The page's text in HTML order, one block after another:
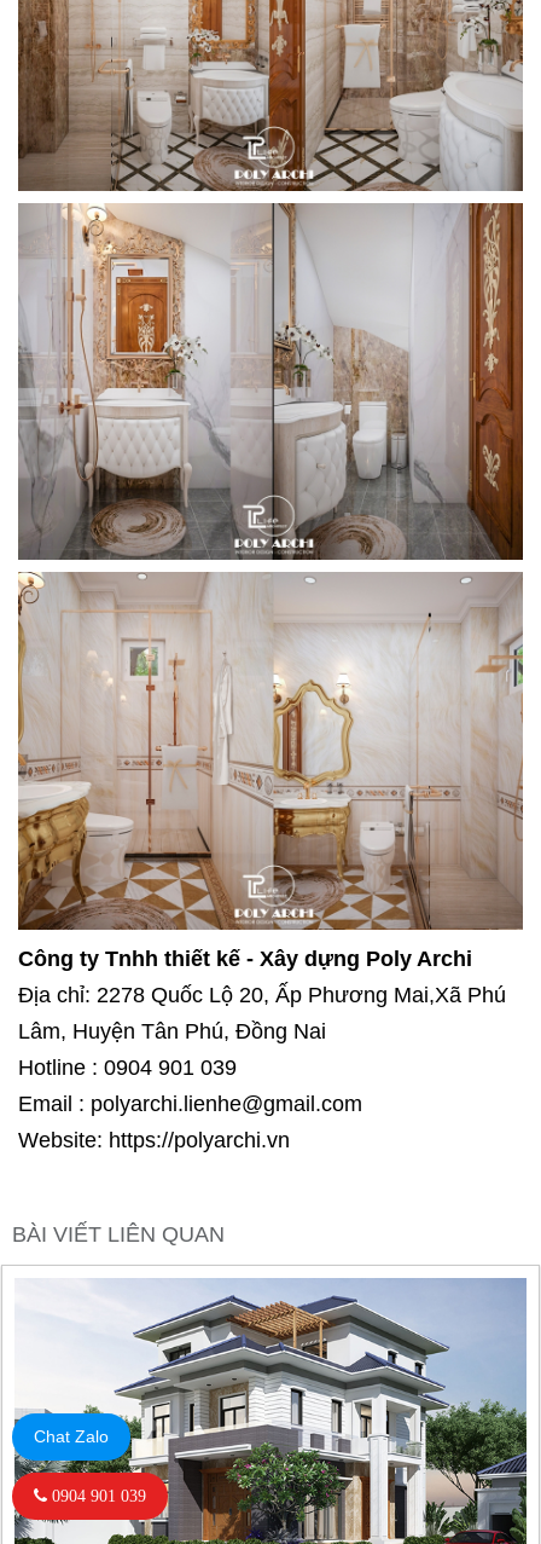
Công ty Tnhh thiết kế - Xây dựng Poly Archi
Địa chỉ: 2278 Quốc Lộ 20, Ấp Phương Mai,Xã Phú
Lâm, Huyện Tân Phú, Đồng Nai
Hotline : 0904 901 039
Email : polyarchi.lienhe@gmail.com
Website: https://polyarchi.vn
BÀI VIẾT LIÊN QUAN
Chat Zalo
0904 901 039